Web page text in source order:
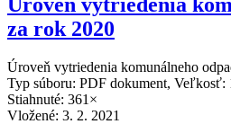
za rok 2020
Úroveň vytriedenia komunálneho
Typ súboru: PDF dokument, Veľkosť:
Stiahnuté: 361×
Vložené: 3. 2. 2021